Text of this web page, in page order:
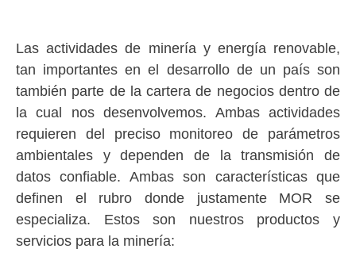
Las actividades de minería y energía renovable,
tan importantes en el desarrollo de un país son
también parte de la cartera de negocios dentro de
la cual nos desenvolvemos. Ambas actividades
requieren del preciso monitoreo de parámetros
ambientales y dependen de la transmisión de
datos confiable. Ambas son características que
definen el rubro donde justamente MOR se
especializa. Estos son nuestros productos y
servicios para la minería: